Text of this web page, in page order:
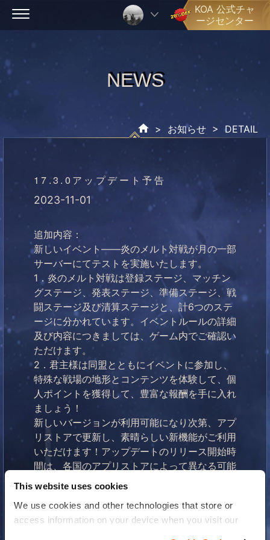
This website uses cookies
We use cookies and other technologies that store or
access information on your device when you visit our
Skip
KOA 公式チャ
ージセンター
NEWS
NEWS
> お知らせ > DETAIL
17.3.0アップデート予告
2023-11-01
追加内容：
新しいイベント――炎のメルト対戦が月の一部
サーバーにてテストを実施いたします。
1．炎のメルト対戦は登録ステージ、マッチン
グステージ、発表ステージ、準備ステージ、戦
闘ステージ及び清算ステージと、計6つのステ
ージに分かれています。イベントルールの詳細
及び内容につきましては、ゲーム内でご確認い
ただけます。
2．君主様は同盟とともにイベントに参加し、
特殊な戦場の地形とコンテンツを体験して、個
人ポイントを獲得して、豊富な報酬を手に入れ
ましょう！
新しいバージョンが利用可能になり次第、アプ
リストアで更新し、素晴らしい新機能がご利用
いただけます！アップデートのリリース開始時
間は、各国のアプリストアによって異なる可能
性があるため、一部のユーザーにわずかな遅延
さいませ！
戦場でお会いましょう！